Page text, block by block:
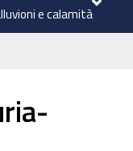
e calamità